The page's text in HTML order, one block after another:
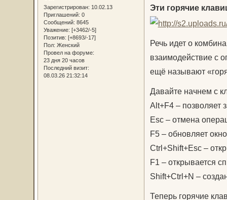
Зарегистрирован: 10.02.13
Приглашений: 0
Сообщений: 8645
Уважение: [+3462/-5]
Позитив: [+8693/-17]
Пол: Женский
Провел на форуме:
23 дня 20 часов
Последний визит:
08.03.26 21:32:14
Эти горячие
Речь идет о
взаимодействие с
ещё называют
Давайте начнем с
Alt+F4 – позволяет
Esc – отмена
F5 – обновляет
Ctrl+Shift+Esc –
F1 – открывается
Shift+Ctrl+N –
Теперь горячие